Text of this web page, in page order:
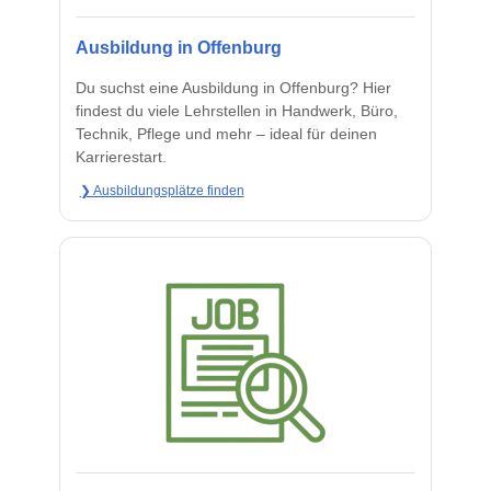
Ausbildung in Offenburg
Du suchst eine Ausbildung in Offenburg? Hier
findest du viele Lehrstellen in Handwerk, Büro,
Technik, Pflege und mehr – ideal für deinen
Karrierestart.
❯ Ausbildungsplätze finden